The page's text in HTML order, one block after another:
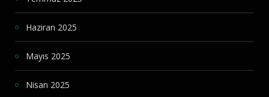
Haziran 2025
Mayıs 2025
Nisan 2025